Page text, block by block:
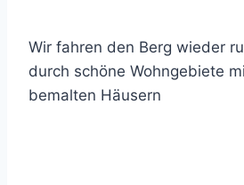
Wir fahren den Berg wieder
durch schöne Wohngebiete
bemalten Häusern